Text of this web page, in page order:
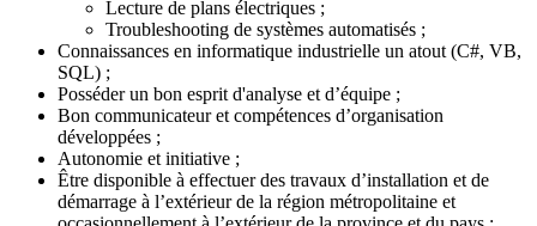
Lecture de plans électriques ;
Troubleshooting de systèmes automatisés ;
Connaissances en informatique industrielle un atout (C#, VB,
SQL) ;
Posséder un bon esprit d'analyse et d’équipe ;
Bon communicateur et compétences d’organisation
développées ;
Autonomie et initiative ;
Être disponible à effectuer des travaux d’installation et de
démarrage à l’extérieur de la région métropolitaine et